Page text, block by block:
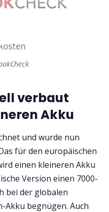
verbaut
Akku
und wurde nun
für den europäischen
einen kleineren Akku
Version einen 7000-
bei der globalen
Akku begnügen. Auch